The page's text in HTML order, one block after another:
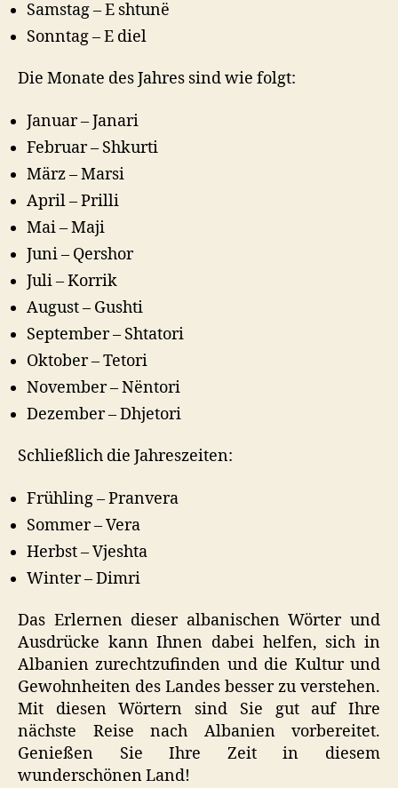
Samstag – E shtunë
Sonntag – E diel
Die Monate des Jahres sind wie folgt:
Januar – Janari
Februar – Shkurti
März – Marsi
April – Prilli
Mai – Maji
Juni – Qershor
Juli – Korrik
August – Gushti
September – Shtatori
Oktober – Tetori
November – Nëntori
Dezember – Dhjetori
Schließlich die Jahreszeiten:
Frühling – Pranvera
Sommer – Vera
Herbst – Vjeshta
Winter – Dimri
Das Erlernen dieser albanischen Wörter und
Ausdrücke kann Ihnen dabei helfen, sich in
Albanien zurechtzufinden und die Kultur und
Gewohnheiten des Landes besser zu verstehen.
Mit diesen Wörtern sind Sie gut auf Ihre
nächste Reise nach Albanien vorbereitet.
Genießen Sie Ihre Zeit in diesem
wunderschönen Land!